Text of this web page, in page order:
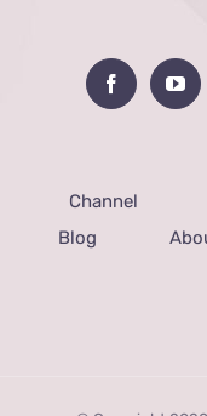
Channel
Blog